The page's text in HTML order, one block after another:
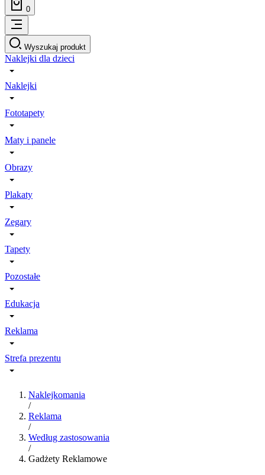
0
Wyszukaj produkt
Naklejki dla dzieci
Naklejki
Fototapety
Maty i panele
Obrazy
Plakaty
Zegary
Tapety
Pozostałe
Edukacja
Reklama
Strefa prezentu
Naklejkomania
/
Reklama
/
Według zastosowania
/
Gadżety Reklamowe